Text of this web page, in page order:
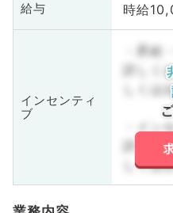
給与 時給
インセンティ
ブ
・昇給
詳しく
しくは
・イン
詳しく
しくは